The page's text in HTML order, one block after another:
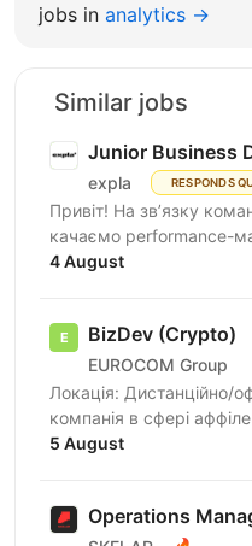
jobs in analytics →
Similar jobs
Junior Business
expla RESPONDS
Привіт! На зв’язку
качаємо performance-
підхід з цифрами та
4 August
BizDev (Crypto)
EUROCOM Group
Локація: Дистанційно/офіс в
компанія в сфері
Crypto, яка вже 5
5 August
Operations